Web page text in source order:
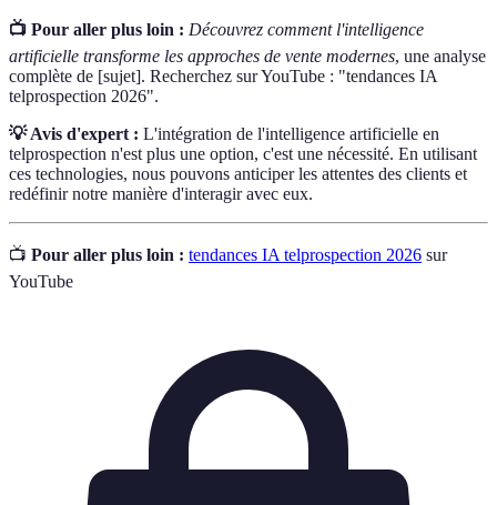
📺 Pour aller plus loin : Découvrez comment l'intelligence
artificielle transforme les approches de vente modernes, une analyse
complète de [sujet]. Recherchez sur YouTube : "tendances IA
telprospection 2026".
💡 Avis d'expert : L'intégration de l'intelligence artificielle en
telprospection n'est plus une option, c'est une nécessité. En utilisant
ces technologies, nous pouvons anticiper les attentes des clients et
redéfinir notre manière d'interagir avec eux.
📺 Pour aller plus loin : tendances IA telprospection 2026 sur
YouTube